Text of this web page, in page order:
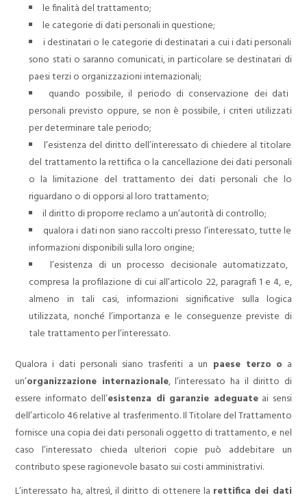
le finalità del trattamento;
le categorie di dati personali in questione;
i destinatari o le categorie di destinatari a cui i dati personali
sono stati o saranno comunicati, in particolare se destinatari di
paesi terzi o organizzazioni internazionali;
quando possibile, il periodo di conservazione dei dati
personali previsto oppure, se non è possibile, i criteri utilizzati
per determinare tale periodo;
l’esistenza del diritto dell’interessato di chiedere al titolare
del trattamento la rettifica o la cancellazione dei dati personali
o la limitazione del trattamento dei dati personali che lo
riguardano o di opporsi al loro trattamento;
il diritto di proporre reclamo a un’autorità di controllo;
qualora i dati non siano raccolti presso l’interessato, tutte le
informazioni disponibili sulla loro origine;
l’esistenza di un processo decisionale automatizzato,
compresa la profilazione di cui all’articolo 22, paragrafi 1 e 4, e,
almeno in tali casi, informazioni significative sulla logica
utilizzata, nonché l’importanza e le conseguenze previste di
tale trattamento per l’interessato.
Qualora i dati personali siano trasferiti a un paese terzo o a
un’organizzazione internazionale, l’interessato ha il diritto di
essere informato dell’esistenza di garanzie adeguateai sensi
dell’articolo 46 relative al trasferimento. Il Titolare del Trattamento
fornisce una copia dei dati personali oggetto di trattamento, e nel
caso l’interessato chieda ulteriori copie può addebitare un
contributo spese ragionevole basato sui costi amministrativi.
L’interessato ha, altresì, il diritto di ottenere la rettifica dei dati